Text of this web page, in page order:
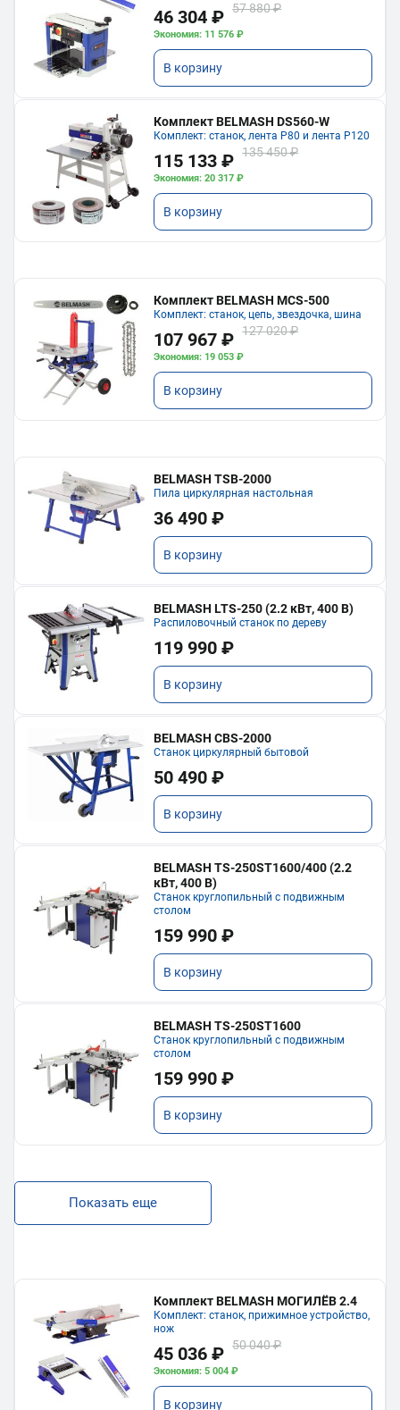
46 304 ₽ 57 880 ₽
Экономия: 11 576 ₽
В корзину
Комплект BELMASH DS560-W
Комплект: станок, лента P80 и лента P120
115 133 ₽ 135 450 ₽
Экономия: 20 317 ₽
В корзину
Комплект BELMASH MCS-500
Комплект: станок, цепь, звездочка, шина
107 967 ₽ 127 020 ₽
Экономия: 19 053 ₽
В корзину
BELMASH TSB-2000
Пила циркулярная настольная
36 490 ₽
В корзину
BELMASH LTS-250 (2.2 кВт, 400 В)
Распиловочный станок по дереву
119 990 ₽
В корзину
BELMASH CBS-2000
Станок циркулярный бытовой
50 490 ₽
В корзину
BELMASH TS-250ST1600/400 (2.2
кВт, 400 В)
Станок круглопильный с подвижным
столом
159 990 ₽
В корзину
BELMASH TS-250ST1600
Станок круглопильный с подвижным
столом
159 990 ₽
В корзину
Показать еще
Комплект BELMASH МОГИЛЁВ 2.4
Комплект: станок, прижимное устройство,
нож
45 036 ₽ 50 040 ₽
Экономия: 5 004 ₽
В корзину